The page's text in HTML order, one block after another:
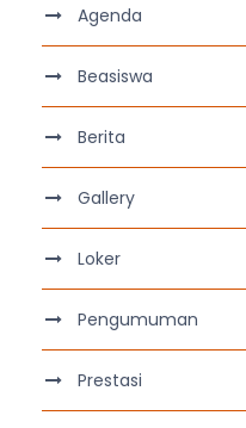
Agenda
Beasiswa
Berita
Gallery
Loker
Pengumuman
Prestasi